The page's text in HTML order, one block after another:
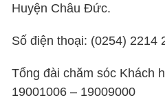
Huyện Châu Đức.
Số điện thoại: (0254) 2214
Tổng đài chăm sóc Khách
19001006 – 19009000